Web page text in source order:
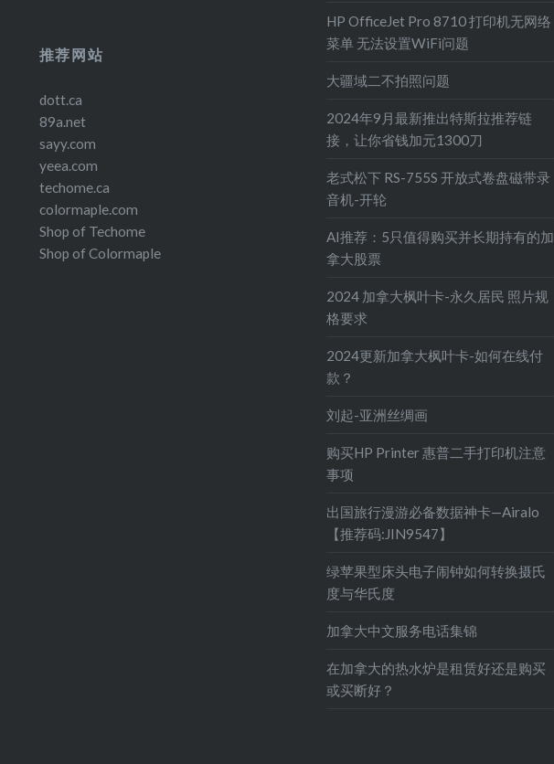
HP OfficeJet Pro 8710 打印机无网络
菜单 无法设置WiFi问题
大疆域二不拍照问题
2024年9月最新推出特斯拉推荐链
接，让你省钱加元1300刀
老式松下 RS-755S 开放式卷盘磁带录
音机-开轮
AI推荐：5只值得购买并长期持有的加
拿大股票
2024 加拿大枫叶卡-永久居民 照片规
格要求
2024更新加拿大枫叶卡-如何在线付
款？
刘起-亚洲丝绸画
购买HP Printer 惠普二手打印机注意
事项
出国旅行漫游必备数据神卡—Airalo
【推荐码:JIN9547】
绿苹果型床头电子闹钟如何转换摄氏
度与华氏度
加拿大中文服务电话集锦
在加拿大的热水炉是租赁好还是购买
或买断好？
推荐网站
dott.ca
89a.net
sayy.com
yeea.com
techome.ca
colormaple.com
Shop of Techome
Shop of Colormaple